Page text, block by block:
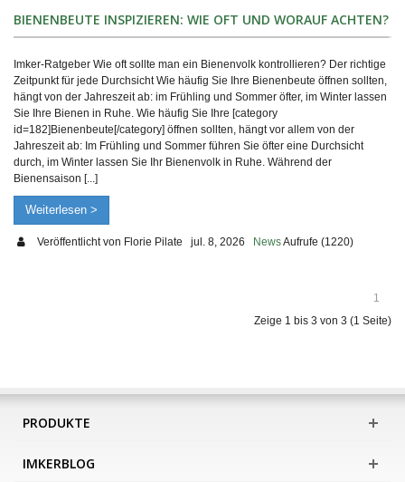
BIENENBEUTE INSPIZIEREN: WIE OFT UND WORAUF ACHTEN?
Imker-Ratgeber Wie oft sollte man ein Bienenvolk kontrollieren? Der richtige
Zeitpunkt für jede Durchsicht Wie häufig Sie Ihre Bienenbeute öffnen sollten,
hängt von der Jahreszeit ab: im Frühling und Sommer öfter, im Winter lassen
Sie Ihre Bienen in Ruhe. Wie häufig Sie Ihre [category
id=182]Bienenbeute[/category] öffnen sollten, hängt vor allem von der
Jahreszeit ab: Im Frühling und Sommer führen Sie öfter eine Durchsicht
durch, im Winter lassen Sie Ihr Bienenvolk in Ruhe. Während der
Bienensaison [...]
Weiterlesen >
Veröffentlicht von Florie Pilate jul. 8, 2026 NewsAufrufe (1220)
1
Zeige 1 bis 3 von 3 (1 Seite)
PRODUKTE
IMKERBLOG